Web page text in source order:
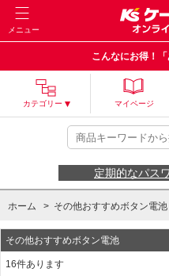
メニュー
こんなにお得！
カテゴリー マイページ
定期的なパス
ホーム > その他おすすめボタン電池
その他おすすめボタン電池
16件あります